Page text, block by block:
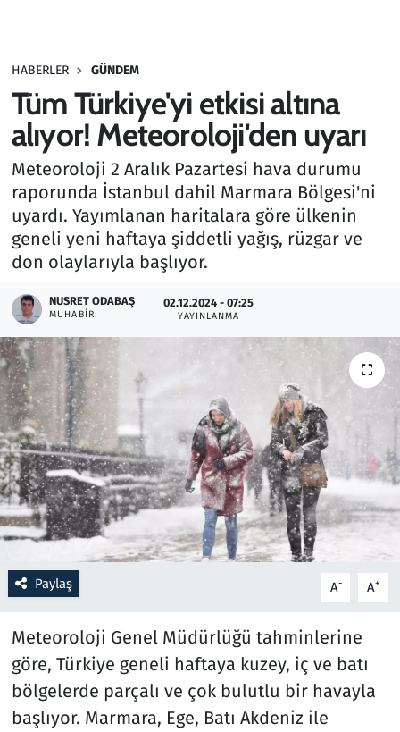
HABERLER GÜNDEM
Tüm Türkiye'yi etkisi altına
alıyor! Meteoroloji'den uyarı
Meteoroloji 2 Aralık Pazartesi hava durumu
raporunda İstanbul dahil Marmara Bölgesi'ni
uyardı. Yayımlanan haritalara göre ülkenin
geneli yeni haftaya şiddetli yağış, rüzgar ve
don olaylarıyla başlıyor.
NUSRET ODABAŞ
MUHABIR
02.12.2024 - 07:25
YAYINLANMA
Paylaş A- A+
Meteoroloji Genel Müdürlüğü tahminlerine
göre, Türkiye​ geneli haftaya kuzey, iç ve batı
bölgelerde parçalı ve çok bulutlu bir havayla
başlıyor. Marmara​, Ege​, Batı Akdeniz ile
Haber
Kültür Sanat
Kurumsal Haberler
Lezzet Durağı
Memur ve Kamu
Otomobil
Oyun
Ramazan
Resmi İlanlar
Rüya Tabirleri
Sağlık
Savunma Sanayi
Spor
Teknoloji ve Bilim